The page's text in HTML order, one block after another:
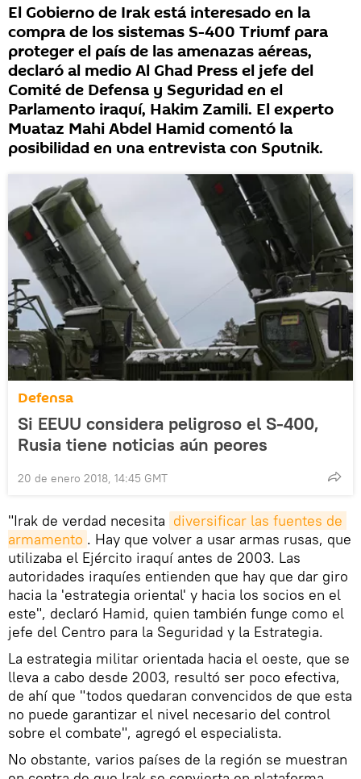
El Gobierno de Irak está interesado en la
compra de los sistemas S-400 Triumf para
proteger el país de las amenazas aéreas,
declaró al medio Al Ghad Press el jefe del
Comité de Defensa y Seguridad en el
Parlamento iraquí, Hakim Zamili. El experto
Muataz Mahi Abdel Hamid comentó la
posibilidad en una entrevista con Sputnik.
Defensa
Si EEUU considera peligroso el S-400,
Rusia tiene noticias aún peores
20 de enero 2018, 14:45 GMT
"Irak de verdad necesita diversificar las fuentes de
armamento . Hay que volver a usar armas rusas, que
utilizaba el Ejército iraquí antes de 2003. Las
autoridades iraquíes entienden que hay que dar giro
hacia la 'estrategia oriental' y hacia los socios en el
este", declaró Hamid, quien también funge como el
jefe del Centro para la Seguridad y la Estrategia.
La estrategia militar orientada hacia el oeste, que se
lleva a cabo desde 2003, resultó ser poco efectiva,
de ahí que "todos quedaran convencidos de que esta
no puede garantizar el nivel necesario del control
sobre el combate", agregó el especialista.
No obstante, varios países de la región se muestran